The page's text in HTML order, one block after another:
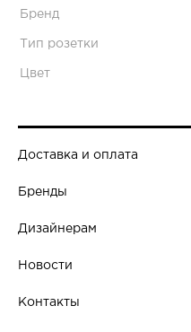
Бренд
Тип розетки
Цвет
Доставка и оплата
Бренды
Дизайнерам
Новости
Контакты